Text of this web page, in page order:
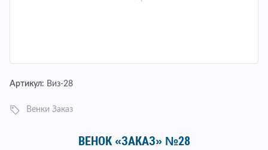
Артикул: Виз-28
Венки Заказ
ВЕНОК «ЗАКАЗ» №28